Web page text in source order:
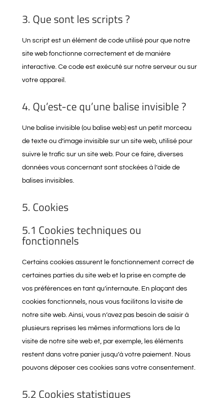
3. Que sont les scripts ?
Un script est un élément de code utilisé pour que notre
site web fonctionne correctement et de manière
interactive. Ce code est exécuté sur notre serveur ou sur
votre appareil.
4. Qu’est-ce qu’une balise invisible ?
Une balise invisible (ou balise web) est un petit morceau
de texte ou d’image invisible sur un site web, utilisé pour
suivre le trafic sur un site web. Pour ce faire, diverses
données vous concernant sont stockées à l’aide de
balises invisibles.
5. Cookies
5.1 Cookies techniques ou
fonctionnels
Certains cookies assurent le fonctionnement correct de
certaines parties du site web et la prise en compte de
vos préférences en tant qu’internaute. En plaçant des
cookies fonctionnels, nous vous facilitons la visite de
notre site web. Ainsi, vous n’avez pas besoin de saisir à
plusieurs reprises les mêmes informations lors de la
visite de notre site web et, par exemple, les éléments
restent dans votre panier jusqu’à votre paiement. Nous
pouvons déposer ces cookies sans votre consentement.
5.2 Cookies statistiques